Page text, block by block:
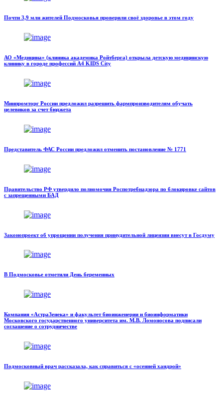
Почти 3,9 млн жителей Подмосковья проверили своё здоровье в этом году
АО «Медицина» (клиника академика Ройтберга) открыла детскую медицинскую
клинику в городе профессий A4 KIDS City
Минпромторг России предложил разрешить фармпроизводителям обучать
целевиков за счет бюджета
Представитель ФАС России предложил отменить постановление № 1771
Правительство РФ утвердило полномочия Роспотребнадзора по блокировке сайтов
с запрещенными БАД
Законопроект об упрощении получения принудительной лицензии внесут в Госдуму
В Подмосковье отметили День беременных
Компания «АстраЗенека» и факультет биоинженерии и биоинформатики
Московского государственного университета им. М.В. Ломоносова подписали
соглашение о сотрудничестве
Подмосковный врач рассказала, как справиться с «осенней хандрой»